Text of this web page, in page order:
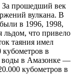
За прошедший век
вулкана. В
в 1996, 1998,
льдом, что привело
таяния имел
в
воды в Амазонке —
кубометров в